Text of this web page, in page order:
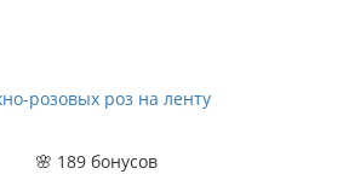
розовых роз на ленту
🌸 189 бонусов